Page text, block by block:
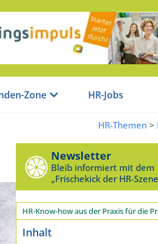
Zone HR-Jobs
HR-Themen >
Newsletter
Bleib informiert mit dem
„Frischekick der HR-
HR-Know-how aus der Praxis für die
Inhalt